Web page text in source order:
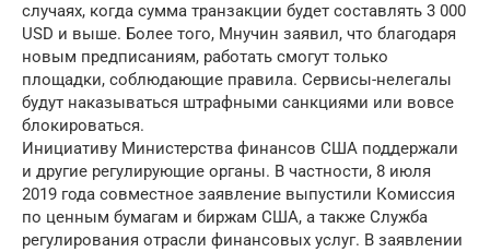
случаях, когда сумма транзакции будет составлять 3 000
USD и выше. Более того, Мнучин заявил, что благодаря
новым предписаниям, работать смогут только
площадки, соблюдающие правила. Сервисы-нелегалы
будут наказываться штрафными санкциями или вовсе
блокироваться.
Инициативу Министерства финансов США поддержали
и другие регулирующие органы. В частности, 8 июля
2019 года совместное заявление выпустили Комиссия
по ценным бумагам и биржам США, а также Служба
регулирования отрасли финансовых услуг. В заявлении